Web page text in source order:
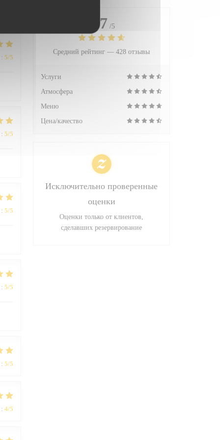
: 5/5
: 5/5
: 5/5
: 5/5
: 5/5
: 4/5
4.7 /5
Средний рейтинг — 428 отзывы
Услуги
Атмосфера
Меню
Цена/качество
Исключительно проверенные
оценки
Оценки только от клиентов,
сделавших резервирование